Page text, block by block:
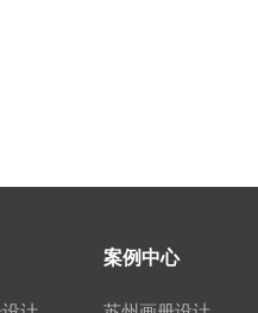
案例中心